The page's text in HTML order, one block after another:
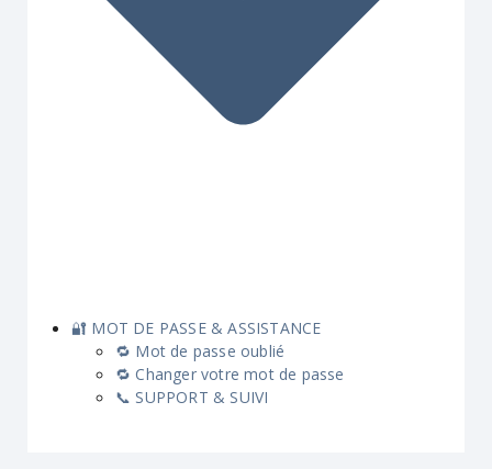
🔐 MOT DE PASSE & ASSISTANCE
🔁 Mot de passe oublié
🔁 Changer votre mot de passe
📞 SUPPORT & SUIVI